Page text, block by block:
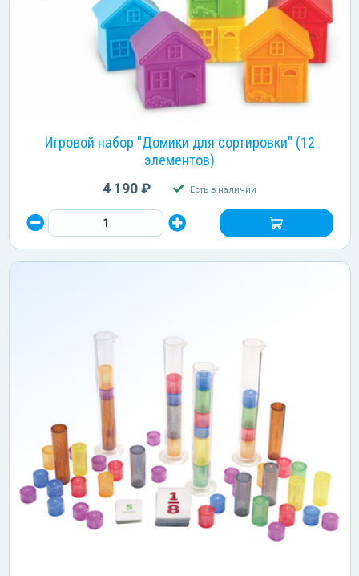
Игровой набор "Домики для сортировки" (12
элементов)
4 190 ₽ Есть в наличии